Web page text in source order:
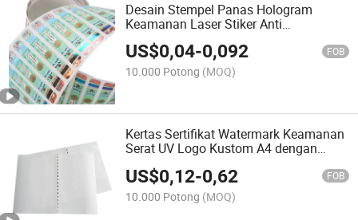
Desain Stempel Panas Hologram
Keamanan Laser Stiker Anti
Pemalsuan Foil
US$0,04-0,092 FOB
10.000 Potong (MOQ)
Kertas Sertifikat Watermark Keamanan
Serat UV Logo Kustom A4 dengan
US$0,12-0,62 FOB
10.000 Potong (MOQ)